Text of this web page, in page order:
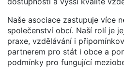
Naše asociace zastupuje více
společenství obcí. Naší rolí je
praxe, vzdělávání i
partnerem pro stát i obce a
podmínky pro fungující